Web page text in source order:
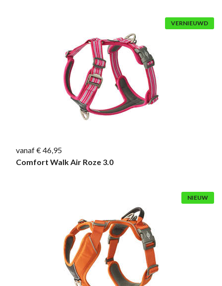
VERNIEUWD
vanaf € 46,95
Comfort Walk Air Roze 3.0
NIEUW